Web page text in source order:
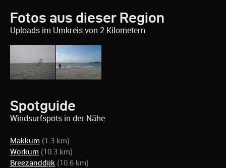
Fotos aus dieser Region
Uploads im Umkreis von 2 Kilometern
Spotguide
Windsurfspots in der Nähe
Makkum (1.3 km)
Workum (10.3 km)
Breezanddijk (10.6 km)